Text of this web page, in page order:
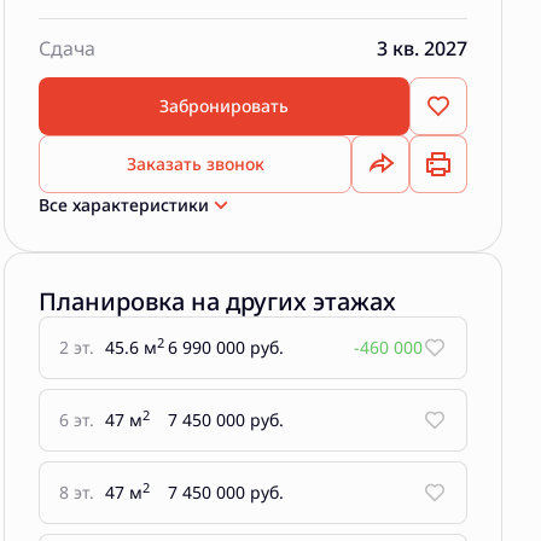
Сдача 3 кв. 2027
Забронировать
Заказать звонок
Все характеристики
Планировка на других этажах
2 эт. 45.6 м2 6 990 000 руб. -460 000
6 эт. 47 м2 7 450 000 руб.
8 эт. 47 м2 7 450 000 руб.